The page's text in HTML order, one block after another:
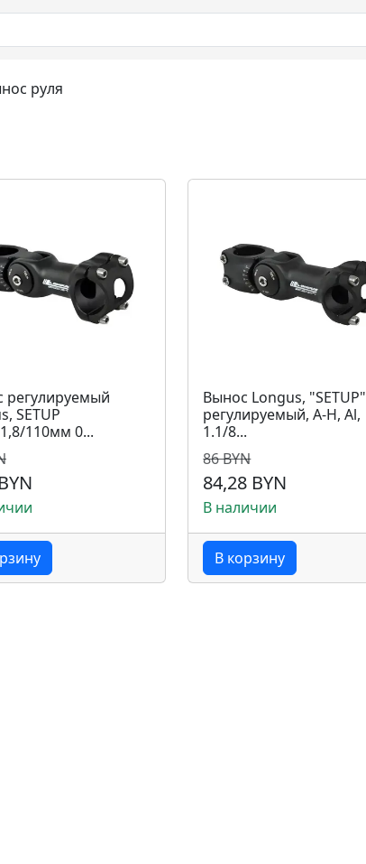
руля
регулируемый
SETUP
110мм 0...
Вынос Longus, "SETUP"
регулируемый, A-H, Al,
1.1/8...
86 BYN
84,28 BYN
В наличии
В корзину